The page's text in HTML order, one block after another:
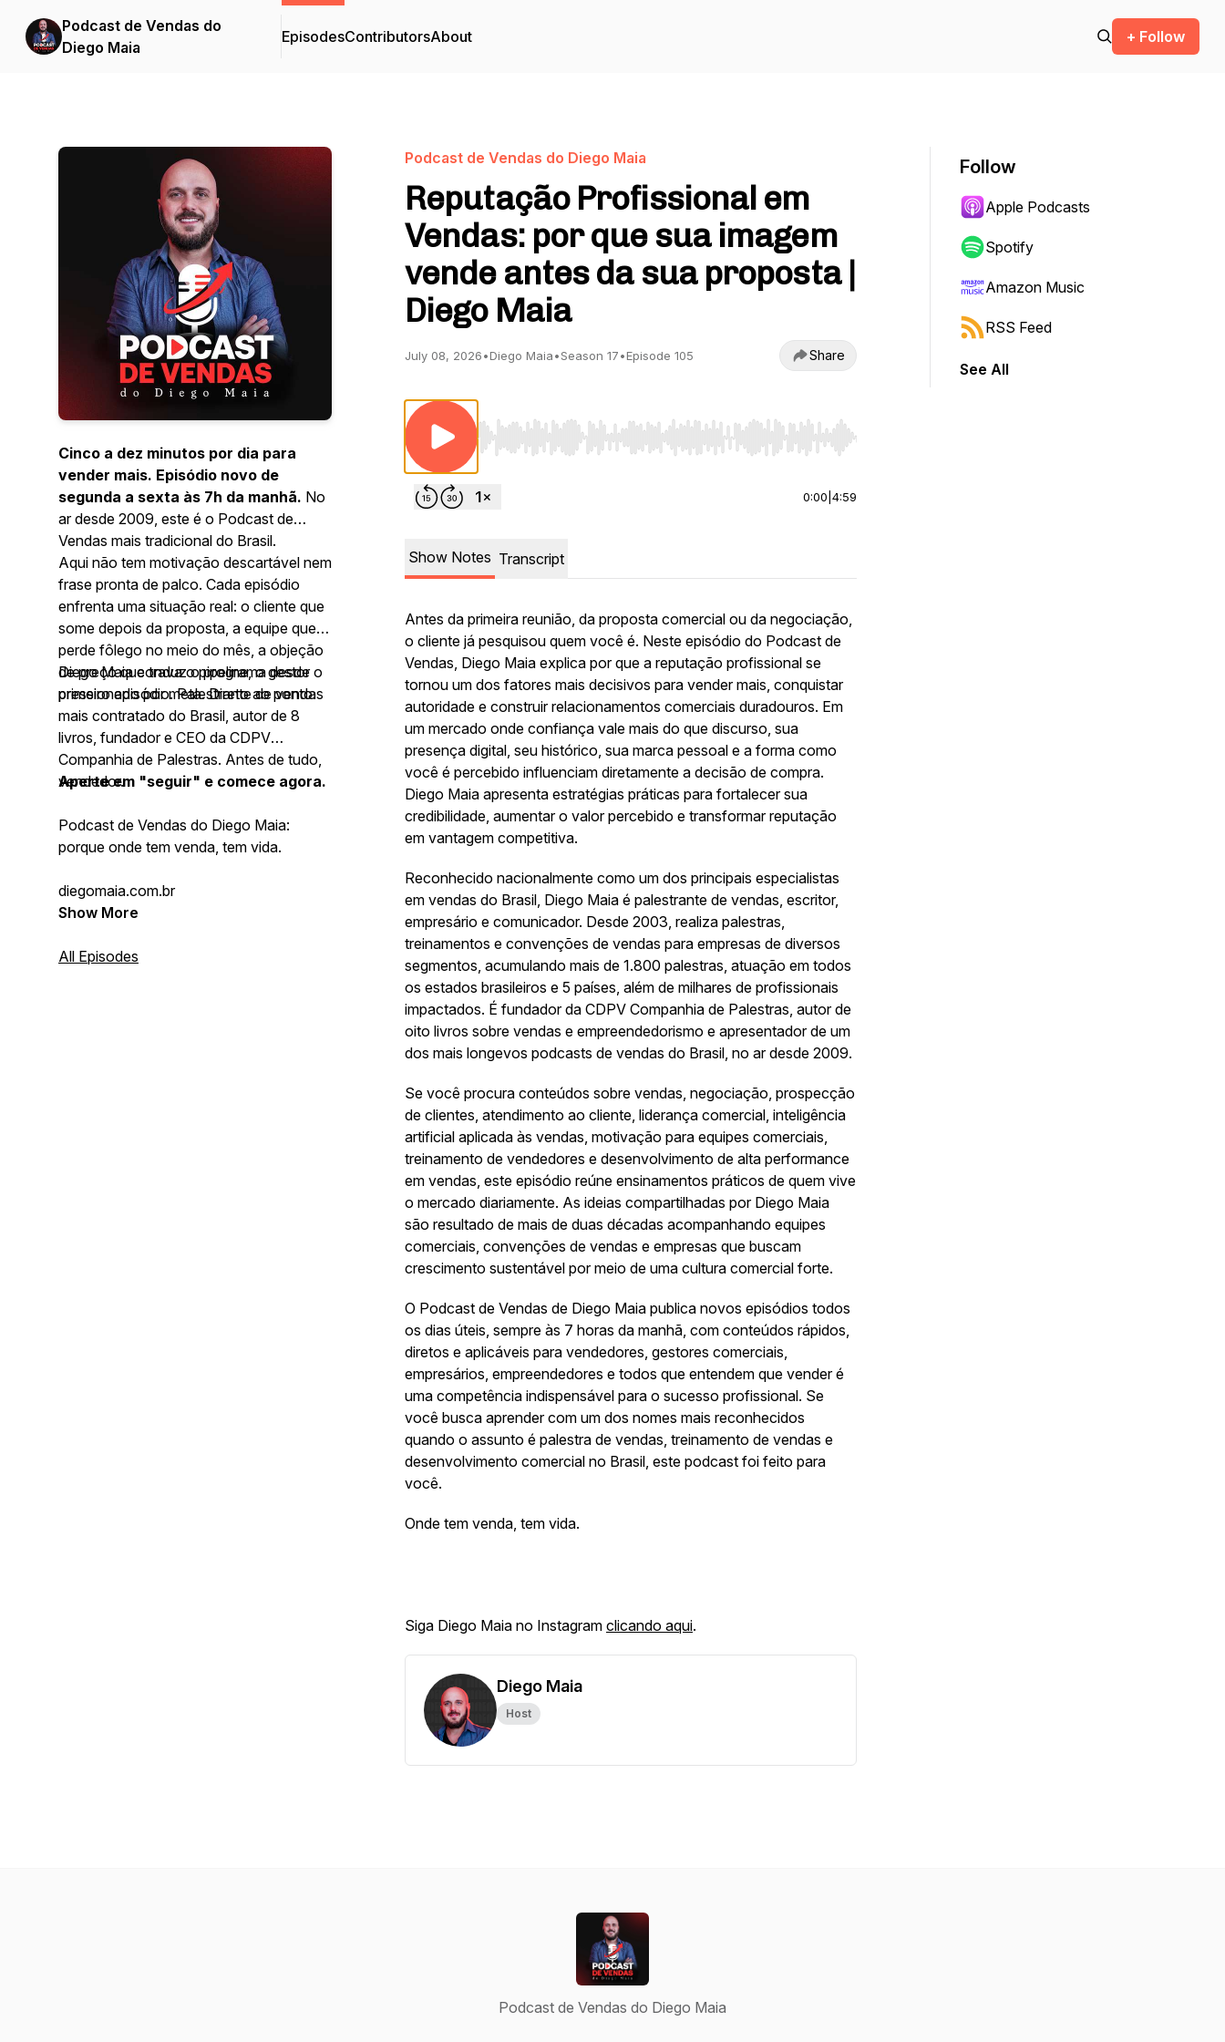
Podcast de Vendas do
Diego Maia
EpisodesContributorsAbout + Follow
Cinco a dez minutos por dia para
vender mais. Episódio novo de
segunda a sexta às 7h da manhã. No
ar desde 2009, este é o Podcast de
Vendas mais tradicional do Brasil.
Aqui não tem motivação descartável nem
frase pronta de palco. Cada episódio
enfrenta uma situação real: o cliente que
some depois da proposta, a equipe que
perde fôlego no meio do mês, a objeção
de preço que trava o pipeline, o gestor
pressionado por meta. Direto ao ponto.
Diego Maia conduz o programa desde o
primeiro episódio. Palestrante de vendas
mais contratado do Brasil, autor de 8
livros, fundador e CEO da CDPV
Companhia de Palestras. Antes de tudo,
vendedor.
Aperte em "seguir" e comece agora.
Podcast de Vendas do Diego Maia:
porque onde tem venda, tem vida.
diegomaia.com.br
Show More
All Episodes
Podcast de Vendas do Diego Maia
Reputação Profissional em
Vendas: por que sua imagem
vende antes da sua proposta |
Diego Maia
July 08, 2026•Diego Maia•Season 17•Episode 105 Share
Use Left/Right to seek, Home/End to jump to start or end. Hold shift to jump forward or backward.
0:00 4:59
Show Notes Transcript
Antes da primeira reunião, da proposta comercial ou da negociação,
o cliente já pesquisou quem você é. Neste episódio do Podcast de
Vendas, Diego Maia explica por que a reputação profissional se
tornou um dos fatores mais decisivos para vender mais, conquistar
autoridade e construir relacionamentos comerciais duradouros. Em
um mercado onde confiança vale mais do que discurso, sua
presença digital, seu histórico, sua marca pessoal e a forma como
você é percebido influenciam diretamente a decisão de compra.
Diego Maia apresenta estratégias práticas para fortalecer sua
credibilidade, aumentar o valor percebido e transformar reputação
em vantagem competitiva.
Reconhecido nacionalmente como um dos principais especialistas
em vendas do Brasil, Diego Maia é palestrante de vendas, escritor,
empresário e comunicador. Desde 2003, realiza palestras,
treinamentos e convenções de vendas para empresas de diversos
segmentos, acumulando mais de 1.800 palestras, atuação em todos
os estados brasileiros e 5 países, além de milhares de profissionais
impactados. É fundador da CDPV Companhia de Palestras, autor de
oito livros sobre vendas e empreendedorismo e apresentador de um
dos mais longevos podcasts de vendas do Brasil, no ar desde 2009.
Se você procura conteúdos sobre vendas, negociação, prospecção
de clientes, atendimento ao cliente, liderança comercial, inteligência
artificial aplicada às vendas, motivação para equipes comerciais,
treinamento de vendedores e desenvolvimento de alta performance
em vendas, este episódio reúne ensinamentos práticos de quem vive
o mercado diariamente. As ideias compartilhadas por Diego Maia
são resultado de mais de duas décadas acompanhando equipes
comerciais, convenções de vendas e empresas que buscam
crescimento sustentável por meio de uma cultura comercial forte.
O Podcast de Vendas de Diego Maia publica novos episódios todos
os dias úteis, sempre às 7 horas da manhã, com conteúdos rápidos,
diretos e aplicáveis para vendedores, gestores comerciais,
empresários, empreendedores e todos que entendem que vender é
uma competência indispensável para o sucesso profissional. Se
você busca aprender com um dos nomes mais reconhecidos
quando o assunto é palestra de vendas, treinamento de vendas e
desenvolvimento comercial no Brasil, este podcast foi feito para
você.
Onde tem venda, tem vida.
Siga Diego Maia no Instagram clicando aqui.
Diego Maia
Host
Follow
Apple Podcasts
Spotify
Amazon Music
RSS Feed
See All
Podcast de Vendas do Diego Maia